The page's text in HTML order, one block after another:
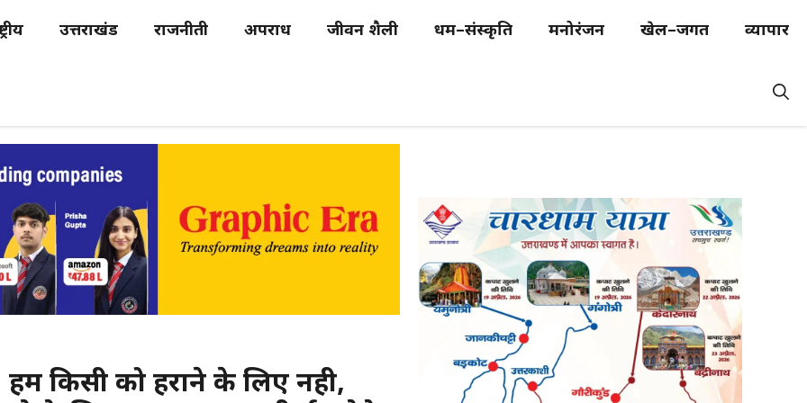
उत्तराखंड राजनीती अपराध जीवन शैली धर्म–संस्कृति मनोरंजन खेल–जगत व्यापार
हम किसी को हराने के लिए नही,